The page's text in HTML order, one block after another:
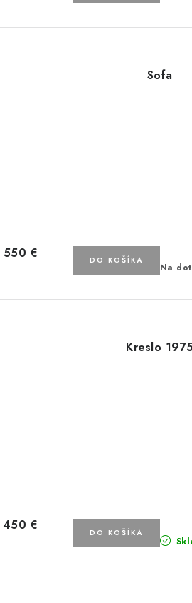
550 €
Sofa
Na
DO KOŠÍKA
450 €
Kreslo 1975
DO KOŠÍKA